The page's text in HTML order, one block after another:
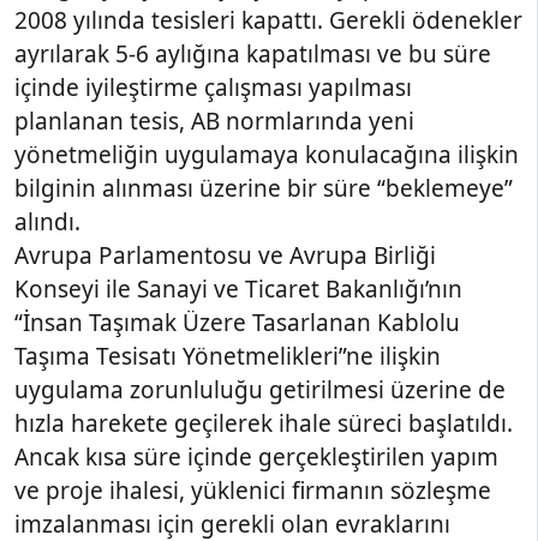
2008 yılında tesisleri kapattı. Gerekli ödenekler
ayrılarak 5-6 aylığına kapatılması ve bu süre
içinde iyileştirme çalışması yapılması
planlanan tesis, AB normlarında yeni
yönetmeliğin uygulamaya konulacağına ilişkin
bilginin alınması üzerine bir süre “beklemeye”
alındı.
Avrupa Parlamentosu ve Avrupa Birliği
Konseyi ile Sanayi ve Ticaret Bakanlığı’nın
“İnsan Taşımak Üzere Tasarlanan Kablolu
Taşıma Tesisatı Yönetmelikleri”ne ilişkin
uygulama zorunluluğu getirilmesi üzerine de
hızla harekete geçilerek ihale süreci başlatıldı.
Ancak kısa süre içinde gerçekleştirilen yapım
ve proje ihalesi, yüklenici firmanın sözleşme
imzalanması için gerekli olan evraklarını